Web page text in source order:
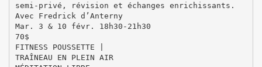
semi-privé, révision et échanges enrichissants.
Avec Fredrick d’Anterny
Mar. 3 & 10 févr. 18h30-21h30
70$
FITNESS POUSSETTE |
TRAÎNEAU EN PLEIN AIR